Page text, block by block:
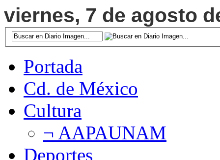
viernes, 7 de agosto
Portada
Cd. de México
Cultura
¬ AAPAUNAM
Deportes